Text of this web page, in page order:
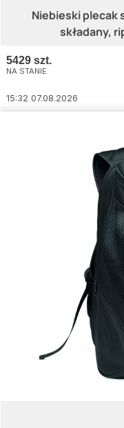
Niebieski plecak
składany,
5429 szt.
NA STANIE
15:32 07.08.2026